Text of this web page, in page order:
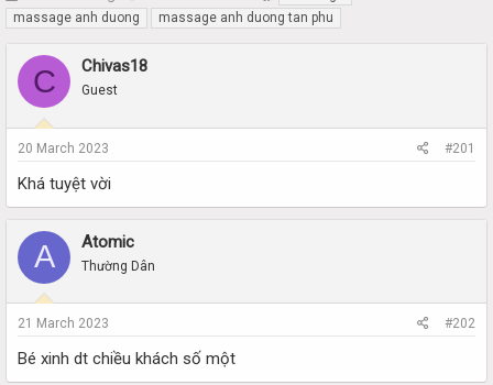
h
r
a
d
t
a
t
e
t
a
t
t
massage anh duong
massage anh duong tan phu
C Chivas18
Guest
20 March 2023 #201
Khá tuyệt vời
A Atomic
Thường Dân
21 March 2023 #202
Bé xinh dt chiều khách số một